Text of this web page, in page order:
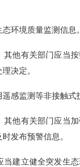
环境质量监测信息。
他有关部门应当
决定。
感监测等非接触
他有关部门应当
发布预警信息。
建立健全突发生